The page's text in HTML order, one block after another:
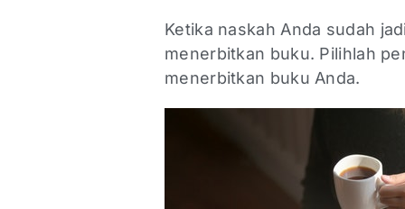
Ketika naskah Anda sudah
menerbitkan buku. Pilihlah
menerbitkan buku Anda.